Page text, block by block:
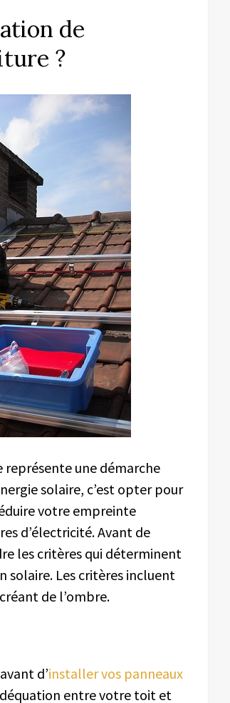
de
?
représente une démarche
solaire, c’est opter pour
votre empreinte
d’électricité. Avant de
les critères qui déterminent
solaire. Les critères incluent
de l’ombre.
d’installer vos panneaux
entre votre toit et